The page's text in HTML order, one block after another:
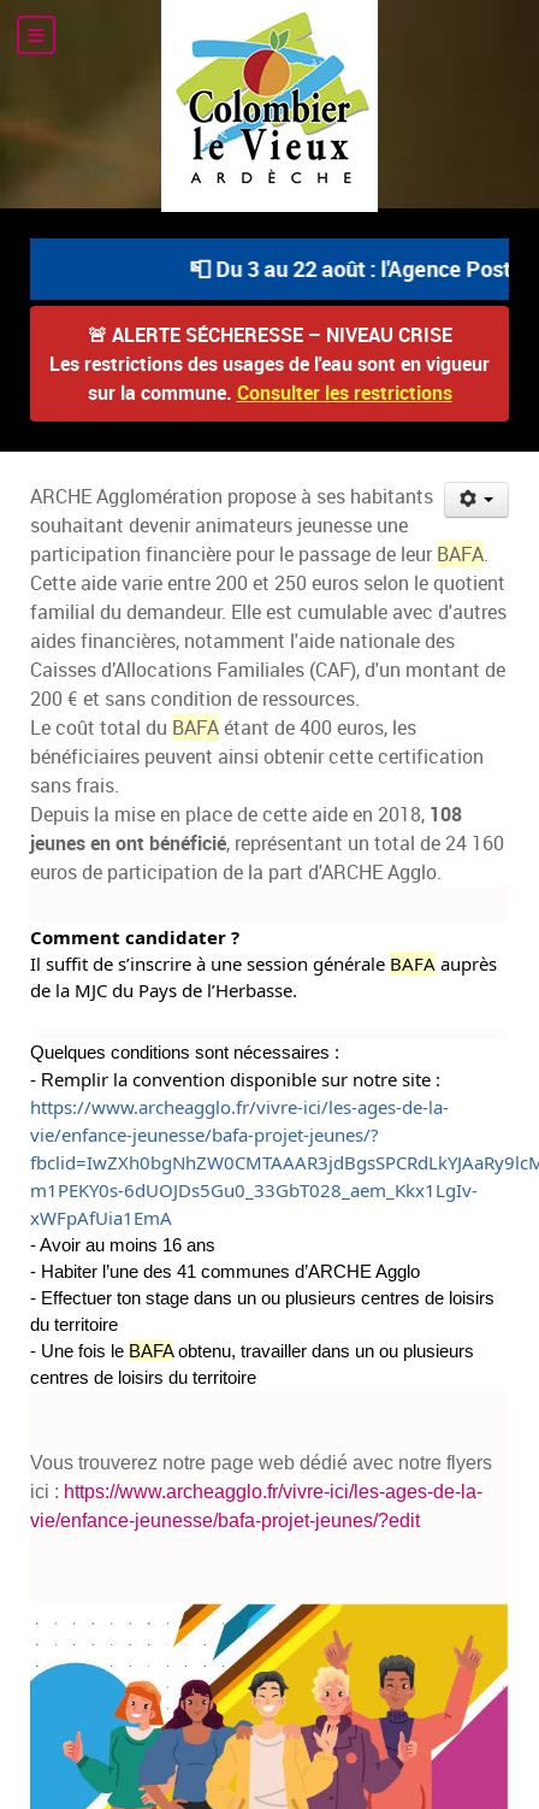
📮 Du 3 au 22 août : l'Agence
🚨 ALERTE SÉCHERESSE – NIVEAU CRISE
Les restrictions des usages de l'eau sont en vigueur
sur la commune. Consulter les restrictions
ARCHE Agglomération propose à ses habitants
souhaitant devenir animateurs jeunesse une
participation financière pour le passage de leurBAFA.
Cette aide varie entre 200 et 250 euros selon le quotient
familial du demandeur. Elle est cumulable avec d'autres
aides financières, notamment l'aide nationale des
Caisses d’Allocations Familiales (CAF), d'un montant de
200 € et sans condition de ressources.
Le coût total du BAFAétant de 400 euros, les
bénéficiaires peuvent ainsi obtenir cette certification
sans frais.
Depuis la mise en place de cette aide en 2018, 108
jeunes en ont bénéficié, représentant un total de 24 160
euros de participation de la part d'ARCHE Agglo.
Comment candidater ?
Il suffit de s’inscrire à une session générale BAFA auprès
de la MJC du Pays de l’Herbasse.
Quelques conditions sont nécessaires :
- Remplir la convention disponible sur notre site :
https://www.archeagglo.fr/vivre-ici/les-ages-de-la-
vie/enfance-jeunesse/bafa-projet-jeunes/?
m1PEKY0s-6dUOJDs5Gu0_33GbT028_aem_Kkx1LgIv-
xWFpAfUia1EmA
- Avoir au moins 16 ans
- Habiter l’une des 41 communes d’ARCHE Agglo
- Effectuer ton stage dans un ou plusieurs centres de loisirs
du territoire
- Une fois le BAFAobtenu, travailler dans un ou plusieurs
centres de loisirs du territoire
Vous trouverez notre page web dédié avec notre flyers
ici : https://www.archeagglo.fr/vivre-ici/les-ages-de-la-
vie/enfance-jeunesse/bafa-projet-jeunes/?edit